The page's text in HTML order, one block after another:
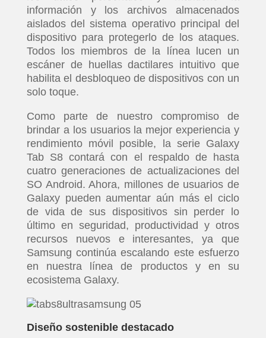
información y los archivos almacenados
aislados del sistema operativo principal del
dispositivo para protegerlo de los ataques.
Todos los miembros de la línea lucen un
escáner de huellas dactilares intuitivo que
habilita el desbloqueo de dispositivos con un
solo toque.
Como parte de nuestro compromiso de
brindar a los usuarios la mejor experiencia y
rendimiento móvil posible, la serie Galaxy
Tab S8 contará con el respaldo de hasta
cuatro generaciones de actualizaciones del
SO Android. Ahora, millones de usuarios de
Galaxy pueden aumentar aún más el ciclo
de vida de sus dispositivos sin perder lo
último en seguridad, productividad y otros
recursos nuevos e interesantes, ya que
Samsung continúa escalando este esfuerzo
en nuestra línea de productos y en su
ecosistema Galaxy.
Diseño sostenible destacado